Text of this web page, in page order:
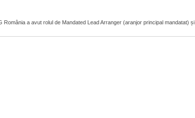
România a avut rolul de Mandated Lead Arranger (aranjor principal mandatat)